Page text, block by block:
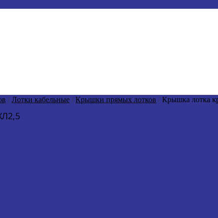
/Лотки кабельные /Крышки прямых лотков /Крышка лотка